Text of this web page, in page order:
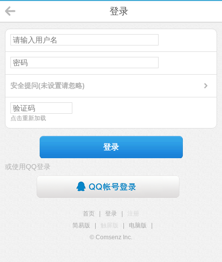
登录
安全提问(未设置请忽略)
点击重新加载
登录
或使用QQ登录
首页 登录
注册
简易版
触屏版 电脑版
© Comsenz Inc.